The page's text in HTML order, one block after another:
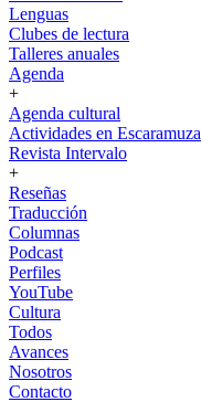
Lenguas
Clubes de lectura
Talleres anuales
Agenda
+
Agenda cultural
Actividades en Escaramuza
Revista Intervalo
+
Reseñas
Traducción
Columnas
Podcast
Perfiles
YouTube
Cultura
Todos
Avances
Nosotros
Contacto